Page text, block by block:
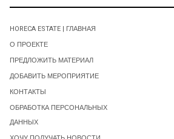
HORECA ESTATE | ГЛАВНАЯ
О ПРОЕКТЕ
ПРЕДЛОЖИТЬ МАТЕРИАЛ
ДОБАВИТЬ МЕРОПРИЯТИЕ
КОНТАКТЫ
ОБРАБОТКА ПЕРСОНАЛЬНЫХ
ДАННЫХ